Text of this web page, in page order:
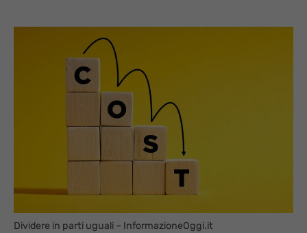
Dividere in parti uguali – InformazioneOggi.it